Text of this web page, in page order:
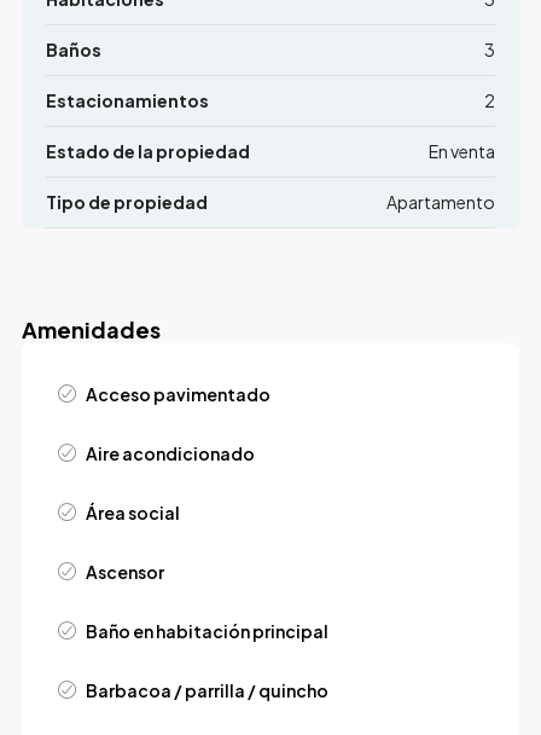
Baños 3
Estacionamientos 2
Estado de la propiedad En venta
Tipo de propiedad Apartamento
Amenidades
Acceso pavimentado
Aire acondicionado
Área social
Ascensor
Baño en habitación principal
Barbacoa / parrilla / quincho